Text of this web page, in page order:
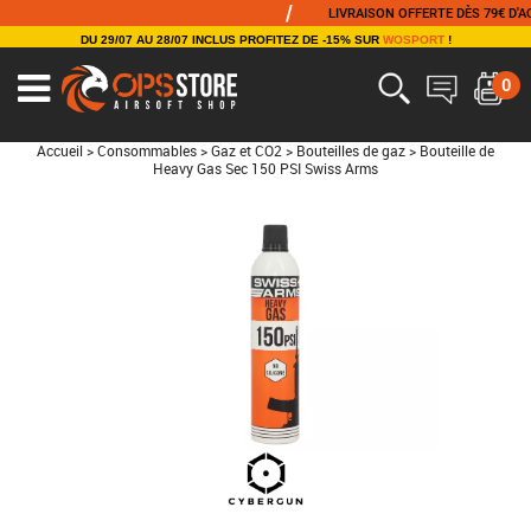
LIVRAISON OFFERTE DÈS 79€ D'ACHAT
DU 29/07 AU 28/07 INCLUS PROFITEZ DE -15% SUR WOSPORT!
0
Accueil > Consommables > Gaz et CO2 > Bouteilles de gaz > Bouteille de
Heavy Gas Sec 150 PSI Swiss Arms